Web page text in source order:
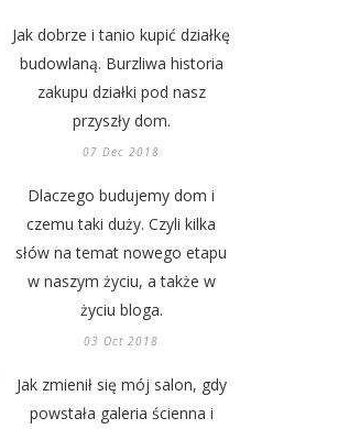
Jak dobrze i tanio kupić działkę
budowlaną. Burzliwa historia
zakupu działki pod nasz
przyszły dom.
07 Dec 2018
Dlaczego budujemy dom i
czemu taki duży. Czyli kilka
słów na temat nowego etapu
w naszym życiu, a także w
życiu bloga.
03 Oct 2018
Jak zmienił się mój salon, gdy
powstała galeria ścienna i